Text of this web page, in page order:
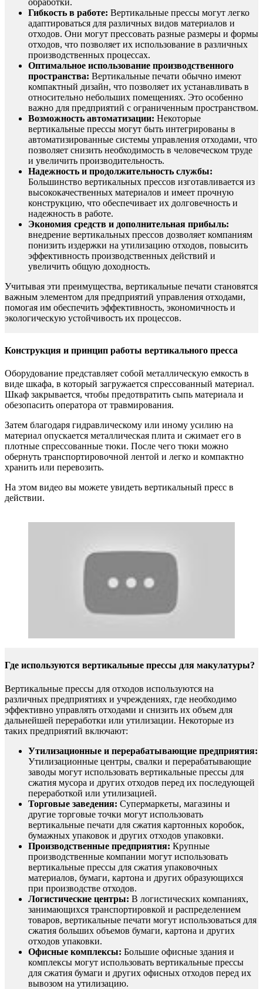
Гибкость в работе: Вертикальные прессы могут легко
адаптироваться для различных видов материалов и
отходов. Они могут прессовать разные размеры и формы
отходов, что позволяет их использование в различных
производственных процессах.
Оптимальное использование производственного
пространства: Вертикальные печати обычно имеют
компактный дизайн, что позволяет их устанавливать в
относительно небольших помещениях. Это особенно
важно для предприятий с ограниченным пространством.
Возможность автоматизации: Некоторые
вертикальные прессы могут быть интегрированы в
автоматизированные системы управления отходами, что
позволяет снизить необходимость в человеческом труде
и увеличить производительность.
Надежность и продолжительность службы:
Большинство вертикальных прессов изготавливается из
высококачественных материалов и имеет прочную
конструкцию, что обеспечивает их долговечность и
надежность в работе.
Экономия средств и дополнительная прибыль:
внедрение вертикальных прессов дозволяет компаниям
понизить издержки на утилизацию отходов, повысить
эффективность производственных действий и
увеличить общую доходность.
Учитывая эти преимущества, вертикальные печати становятся
важным элементом для предприятий управления отходами,
помогая им обеспечить эффективность, экономичность и
экологическую устойчивость их процессов.
Конструкция и принцип работы вертикального пресса
Оборудование представляет собой металлическую емкость в
виде шкафа, в который загружается спрессованный материал.
Шкаф закрывается, чтобы предотвратить сыпь материала и
обезопасить оператора от травмирования.
Затем благодаря гидравлическому или иному усилию на
материал опускается металлическая плита и сжимает его в
плотные спрессованные тюки. После чего тюки можно
обернуть транспортировочной лентой и легко и компактно
хранить или перевозить.
На этом видео вы можете увидеть вертикальный пресс в
действии.
Где используются вертикальные прессы для макулатуры?
Вертикальные прессы для отходов используются на
различных предприятиях и учреждениях, где необходимо
эффективно управлять отходами и снизить их объем для
дальнейшей переработки или утилизации. Некоторые из
таких предприятий включают:
Утилизационные и перерабатывающие предприятия:
Утилизационные центры, свалки и перерабатывающие
заводы могут использовать вертикальные прессы для
сжатия мусора и других отходов перед их последующей
переработкой или утилизацией.
Торговые заведения: Супермаркеты, магазины и
другие торговые точки могут использовать
вертикальные печати для сжатия картонных коробок,
бумажных упаковок и других отходов упаковки.
Производственные предприятия: Крупные
производственные компании могут использовать
вертикальные прессы для сжатия упаковочных
материалов, бумаги, картона и других образующихся
при производстве отходов.
Логистические центры: В логистических компаниях,
занимающихся транспортировкой и распределением
товаров, вертикальные печати могут использоваться для
сжатия больших объемов бумаги, картона и других
отходов упаковки.
Офисные комплексы: Большие офисные здания и
комплексы могут использовать вертикальные прессы
для сжатия бумаги и других офисных отходов перед их
вывозом на утилизацию.